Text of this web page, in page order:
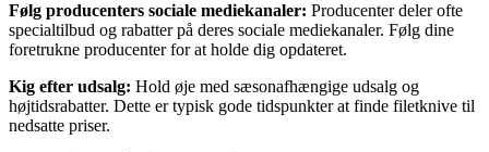
Følg producenters sociale mediekanaler: Producenter deler ofte
specialtilbud og rabatter på deres sociale mediekanaler. Følg dine
foretrukne producenter for at holde dig opdateret.
Kig efter udsalg: Hold øje med sæsonafhængige udsalg og
højtidsrabatter. Dette er typisk gode tidspunkter at finde filetknive til
nedsatte priser.